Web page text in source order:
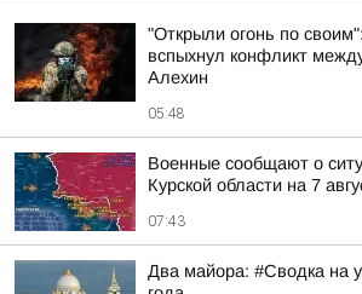
"Открыли огонь по
вспыхнул конфликт
Алехин
05:48
Военные сообщают о
Курской области на 7
07:43
Два майора: #Сводка на